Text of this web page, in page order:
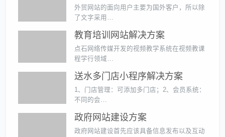
外贸网站的面向用户主要为国外客户，所以除
了文字采用…
教育培训网站解决方案
点石网络传媒开发的视频教学系统在视频教课
程学行领域…
送水多门店小程序解决方案
1、门店管理：可添加多门店；2、会员系统：
不同的会…
政府网站建设方案
政府网站建设首先应该具备信息发布以及互动